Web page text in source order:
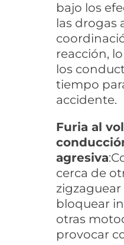
bajo los
las drogas
reacción,
los
tiempo
accidente.
Furia al
agresiva
cerca de
bloquear
otras
provocar